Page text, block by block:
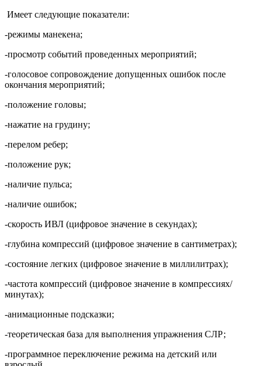
Имеет следующие показатели:
-режимы манекена;
-просмотр событий проведенных мероприятий;
-голосовое сопровождение допущенных ошибок после
окончания мероприятий;
-положение головы;
-нажатие на грудину;
-перелом ребер;
-положение рук;
-наличие пульса;
-наличие ошибок;
-скорость ИВЛ (цифровое значение в секундах);
-глубина компрессий (цифровое значение в сантиметрах);
-состояние легких (цифровое значение в миллилитрах);
-частота компрессий (цифровое значение в компрессиях/
минутах);
-анимационные подсказки;
-теоретическая база для выполнения упражнения СЛР;
-программное переключение режима на детский или